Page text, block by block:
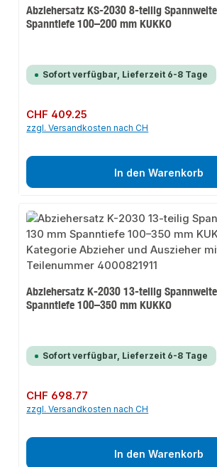
Abziehersatz KS-2030 8-teilig
Spanntiefe 100–200 mm KUKKO
Sofort verfügbar, Lieferzeit 6-8 Tage
Regulärer Preis:
CHF 409.25
zzgl. Versandkosten nach CH
In den Warenkorb
Abziehersatz K-2030 13-teilig
Spanntiefe 100–350 mm KUKKO
Sofort verfügbar, Lieferzeit 6-8 Tage
Regulärer Preis:
CHF 698.77
zzgl. Versandkosten nach CH
In den Warenkorb